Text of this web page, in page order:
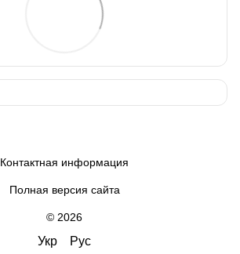
Контактная информация
Полная версия сайта
© 2026
Укр Рус